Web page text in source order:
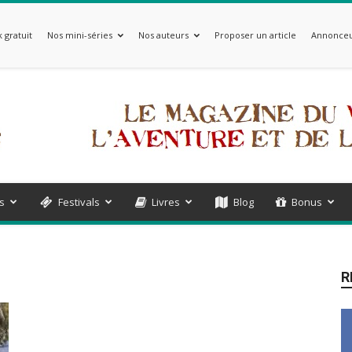
gratuit Nos mini-séries Nos auteurs Proposer un article
Festivals Livres Blog Bonus